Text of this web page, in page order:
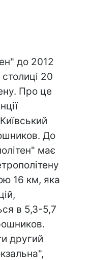
до 2012
20
Про це
До
має
16 км, яка
в 5,3-5,7
другий